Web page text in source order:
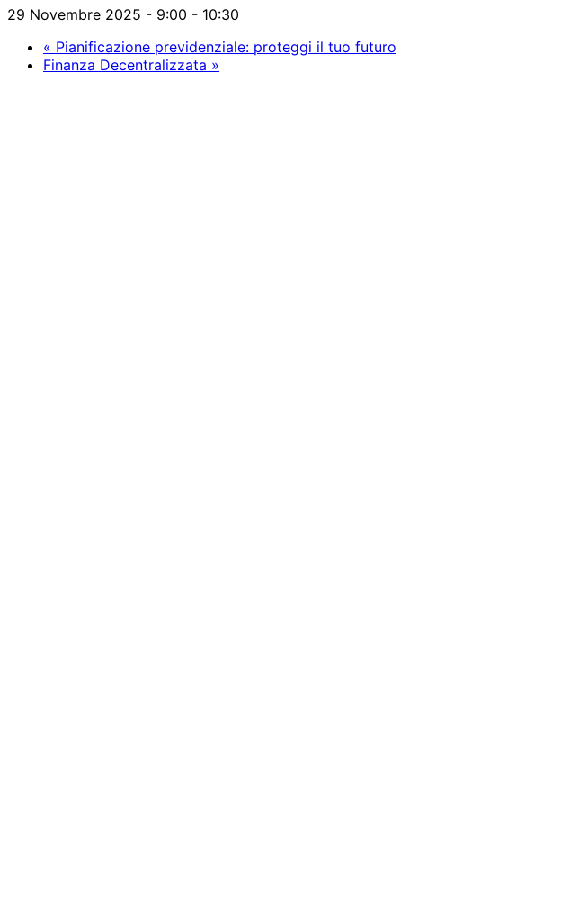
29 Novembre 2025 - 9:00 - 10:30
« Pianificazione previdenziale: proteggi il tuo futuro
Finanza Decentralizzata »